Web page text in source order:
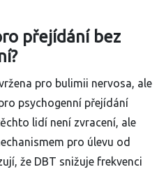
přejídání bez
pro bulimii nervosa, ale
psychogenní přejídání
lidí není zvracení, ale
pro úlevu od
že DBT snižuje frekvenci